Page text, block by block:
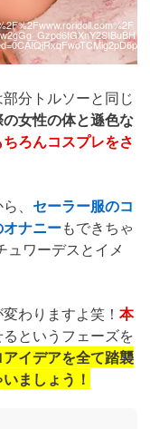
分トルソーと同じ
女性の体と遜色な
ろんコスプレをさ
、 セーラー服のコ
ナニーもできちゃ
ュワーデスとイメ
わりますよ笑！ 本
というフェーズを
イデアを全て踏襲
ましょう！